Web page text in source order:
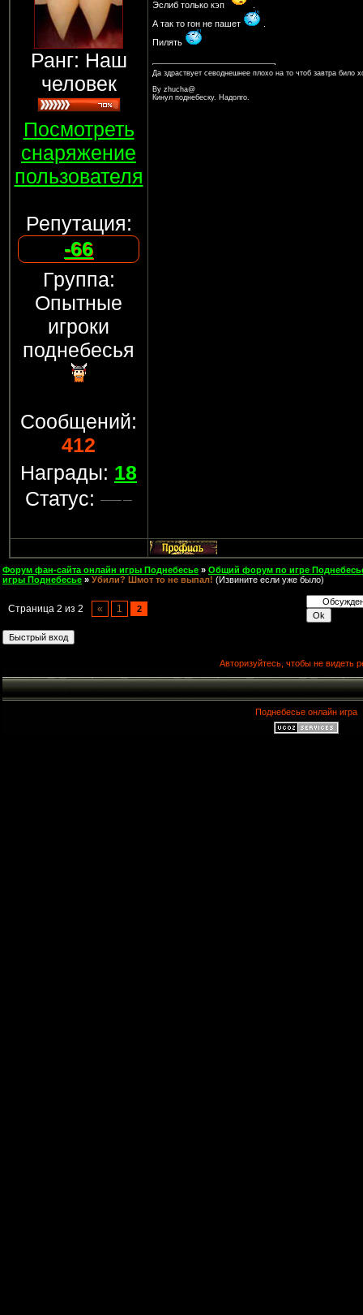
Ранг: Наш
человек
Посмотреть
снаряжение
пользователя
Репутация:
-66
Группа:
Опытные
игроки
поднебесья
Сообщений:
412
Награды: 18
Статус:
Эслиб только кэп
А так то гон не пашет
Пилять
Да здраствует севоднешнее плохо на то чтоб завтра било
By zhucha@
Кинул поднебеску. Надолго.
Форум фан-сайта онлайн игры Поднебесье » Общий форум по игре
игры Поднебесье » Убили? Шмот то не выпал! (Извините если уже было)
Страница 2 из 2 « 1 2
Авторизуйтесь, чтобы не видеть
Поднебесье онлайн игра